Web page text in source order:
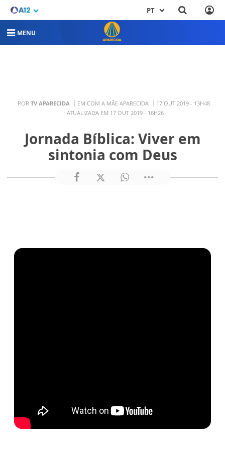
PT
MENU
POR TV APARECIDA EM COM A MÃE APARECIDA
17 OUT 2019 - 13H48
ATUALIZADA EM 17 OUT 2019 - 16H26
Jornada Bíblica: Viver em
sintonia com Deus